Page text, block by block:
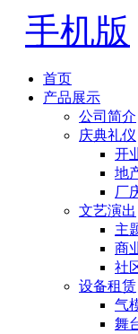
手机版
首页
产品展示
公司简介
庆典礼仪
开
地
厂
文艺演出
主
商
社
设备租赁
气
舞